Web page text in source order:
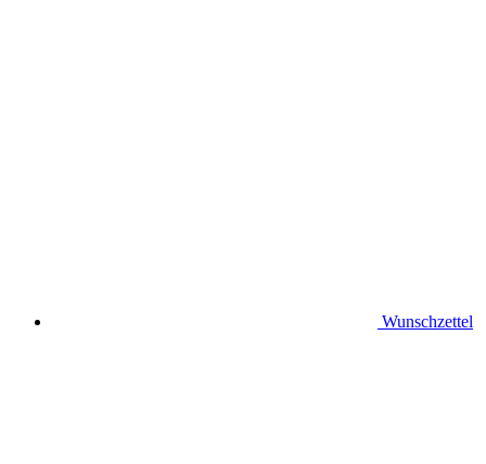
Wunschzettel